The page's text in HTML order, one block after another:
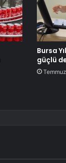
Bursa
güçlü